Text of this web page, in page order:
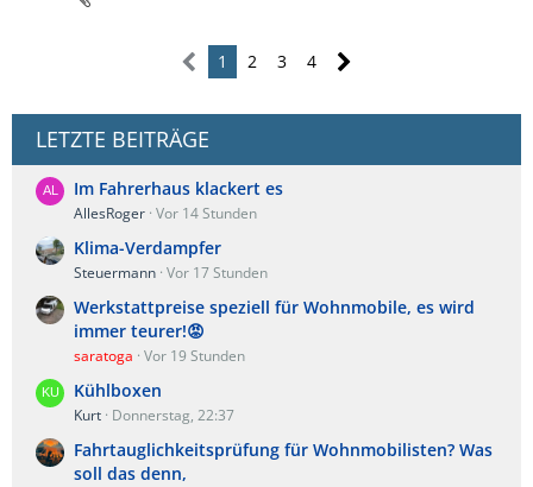
1 2 3 4
LETZTE BEITRÄGE
Im Fahrerhaus klackert es
AllesRoger Vor 14 Stunden
Klima-Verdampfer
Steuermann Vor 17 Stunden
Werkstattpreise speziell für Wohnmobile, es wird
immer teurer!😡
saratoga Vor 19 Stunden
Kühlboxen
Kurt Donnerstag, 22:37
Fahrtauglichkeitsprüfung für Wohnmobilisten? Was
soll das denn,